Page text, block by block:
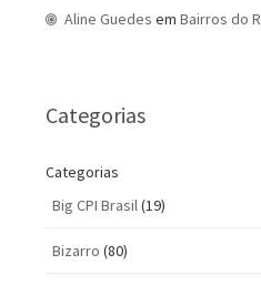
Aline Guedes em Bairros do
Categorias
Categorias
Big CPI Brasil(19)
Bizarro (80)